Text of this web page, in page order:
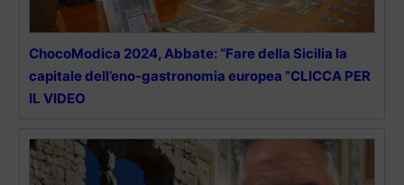
ChocoModica 2024, Abbate: “Fare della Sicilia la
capitale dell’eno-gastronomia europea “CLICCA PER
IL VIDEO